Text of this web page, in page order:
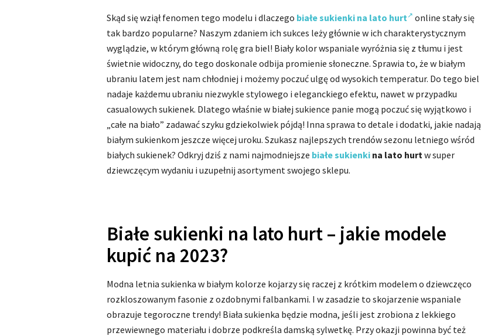
Skąd się wziął fenomen tego modelu i dlaczego białe sukienki na lato hurt
online stały się
tak bardzo popularne? Naszym zdaniem ich sukces leży głównie w ich charakterystycznym
wyglądzie, w którym główną rolę gra biel! Biały kolor wspaniale wyróżnia się z tłumu i jest
świetnie widoczny, do tego doskonale odbija promienie słoneczne. Sprawia to, że w białym
ubraniu latem jest nam chłodniej i możemy poczuć ulgę od wysokich temperatur. Do tego biel
nadaje każdemu ubraniu niezwykle stylowego i eleganckiego efektu, nawet w przypadku
casualowych sukienek. Dlatego właśnie w białej sukience panie mogą poczuć się wyjątkowo i
„całe na biało” zadawać szyku gdziekolwiek pójdą! Inna sprawa to detale i dodatki, jakie nadają
białym sukienkom jeszcze więcej uroku. Szukasz najlepszych trendów sezonu letniego wśród
białych sukienek? Odkryj dziś z nami najmodniejsze białe sukienki na lato hurtw super
dziewczęcym wydaniu i uzupełnij asortyment swojego sklepu.
Białe sukienki na lato hurt – jakie modele
kupić na 2023?
Modna letnia sukienka w białym kolorze kojarzy się raczej z krótkim modelem o dziewczęco
rozkloszowanym fasonie z ozdobnymi falbankami. I w zasadzie to skojarzenie wspaniale
obrazuje tegoroczne trendy! Biała sukienka będzie modna, jeśli jest zrobiona z lekkiego
przewiewnego materiału i dobrze podkreśla damską sylwetkę. Przy okazji powinna być też